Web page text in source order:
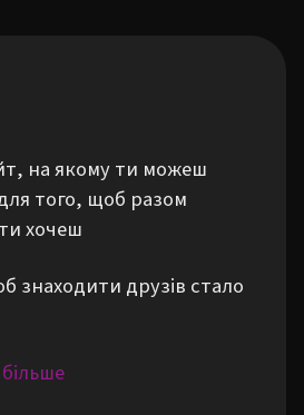
на якому ти можеш
того, щоб разом
хочеш
знаходити друзів стало